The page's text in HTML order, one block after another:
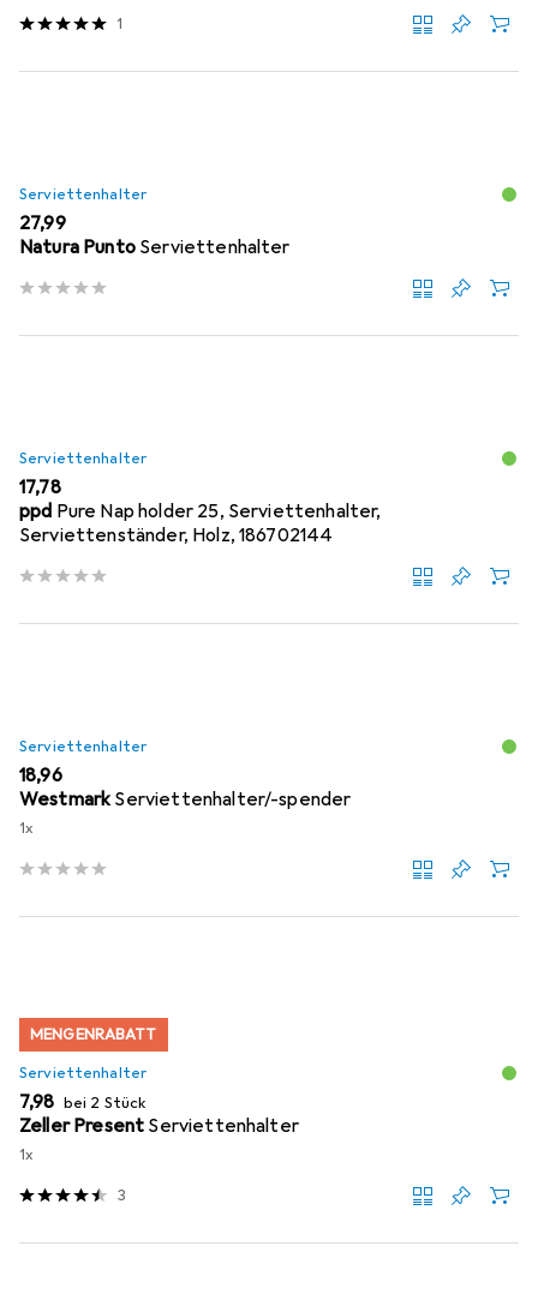
1
Serviettenhalter
EUR
27,99
Natura Punto Serviettenhalter
Serviettenhalter
EUR
17,78
ppd Pure Nap holder 25, Serviettenhalter,
Serviettenständer, Holz, 186702144
Serviettenhalter
EUR
18,96
WestmarkServiettenhalter/-spender
1x
MENGENRABATT
Serviettenhalter
EUR
7,98 bei 2 Stück
Zeller Present Serviettenhalter
1x
3